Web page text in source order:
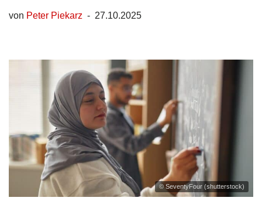
von Peter Piekarz 27.10.2025
© SeventyFour (shutterstock)